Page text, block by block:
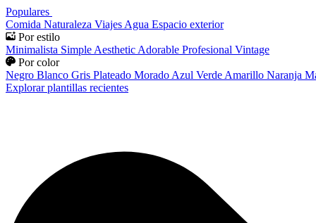
Populares
Comida Naturaleza Viajes Agua Espacio exterior
Por estilo
Minimalista Simple Aesthetic Adorable Profesional Vintage
Por color
Negro Blanco Gris Plateado Morado Azul Verde Amarillo Naranja
Explorar plantillas recientes